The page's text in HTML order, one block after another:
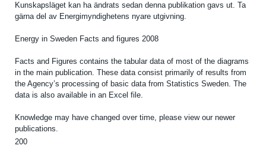
Kunskapslä­get kan ha ändrats sedan denna publikatio­n gavs ut. Ta
gärna del av Energimynd­ighetens nyare utgivning.
Energy in Sweden Facts and figures 2008
Facts and Figures contains the tabular data of most of the diagrams
in the main publicatio­n. These data consist primarily of results from
the Agency’s processing of basic data from Statistics Sweden. The
data is also available in an Excel file.
Knowledge may have changed over time, please view our newer
publicatio­ns.
200